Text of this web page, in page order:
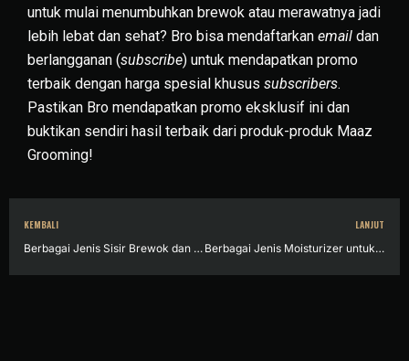
untuk mulai menumbuhkan brewok atau merawatnya jadi
lebih lebat dan sehat? Bro bisa mendaftarkan email dan
berlangganan (subscribe) untuk mendapatkan promo
terbaik dengan harga spesial khusus subscribers.
Pastikan Bro mendapatkan promo eksklusif ini dan
buktikan sendiri hasil terbaik dari produk-produk Maaz
Grooming!
KEMBALI
Berbagai Jenis Sisir Brewok dan Tips Memilih yang Terbaik
LANJUT
Berbagai Jenis Moisturizer untuk Buat Brewok Bro Jadi Lebih Lembut